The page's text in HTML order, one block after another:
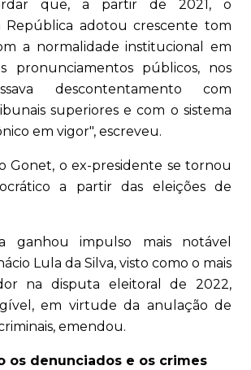
que, a partir de 2021, o
República adotou crescente tom
a normalidade institucional em
pronunciamentos públicos, nos
descontentamento com
superiores e com o sistema
em vigor", escreveu.
Gonet, o ex-presidente se tornou
a partir das eleições de
ganhou impulso mais notável
Lula da Silva, visto como o mais
na disputa eleitoral de 2022,
em virtude da anulação de
emendou.
os denunciados e os crimes